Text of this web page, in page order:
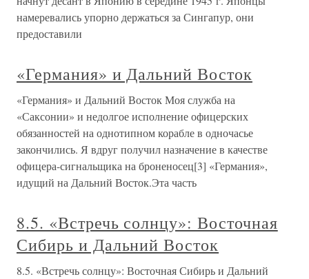
намеревались упорно держаться за Сингапур, они
предоставили
«Германия» и Дальний Восток
«Германия» и Дальний Восток Моя служба на
«Саксонии» и недолгое исполнение офицерских
обязанностей на однотипном корабле в одночасье
закончились. Я вдруг получил назначение в качестве
офицера-сигнальщика на броненосец[3] «Германия»,
идущий на Дальний Восток.Эта часть
8.5. «Встречь солнцу»: Восточная
Сибирь и Дальний Восток
8.5. «Встречь солнцу»: Восточная Сибирь и Дальний